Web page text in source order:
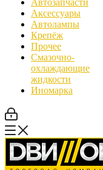
Автозапчасти
Аксессуары
Автолампы
Крепёж
Прочее
Смазочно-
охлаждающие
жидкости
Иномарка